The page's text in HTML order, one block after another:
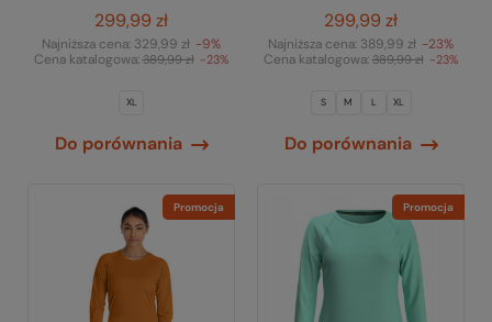
299,99 zł
Najniższa cena: 329,99 zł -9%
Cena katalogowa:389,99 zł -23%
XL
Do porównania
299,99 zł
Najniższa cena: 389,99 zł -23%
Cena katalogowa:389,99 zł -23%
S M L XL
Do porównania
Promocja Promocja